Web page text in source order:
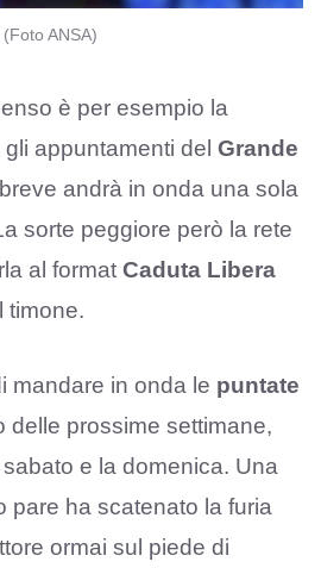
ANSA)
è per esempio la
appuntamenti del Grande
andrà in onda una sola
sorte peggiore però la rete
al format Caduta Libera
timone.
mandare in onda le puntate
delle prossime settimane,
e la domenica. Una
pare ha scatenato la furia
ormai sul piede di